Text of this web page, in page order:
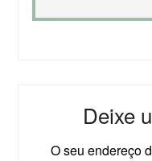
Deixe
O seu endereço